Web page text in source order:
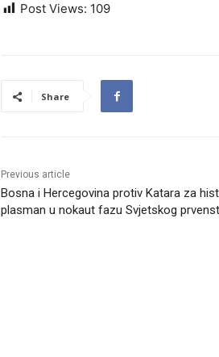
Post Views: 109
Share
Previous article
Bosna i Hercegovina protiv Katara za
plasman u nokaut fazu Svjetskog